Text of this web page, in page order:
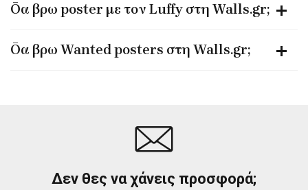
Θα βρω poster με τον Luffy στη Walls.gr;
Θα βρω Wanted posters στη Walls.gr;
Δεν θες να χάνεις προσφορά;